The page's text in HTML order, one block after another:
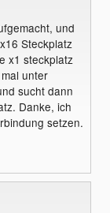
und
Steckplatz
x1 steckplatz
unter
sucht dann
Danke, ich
setzen.